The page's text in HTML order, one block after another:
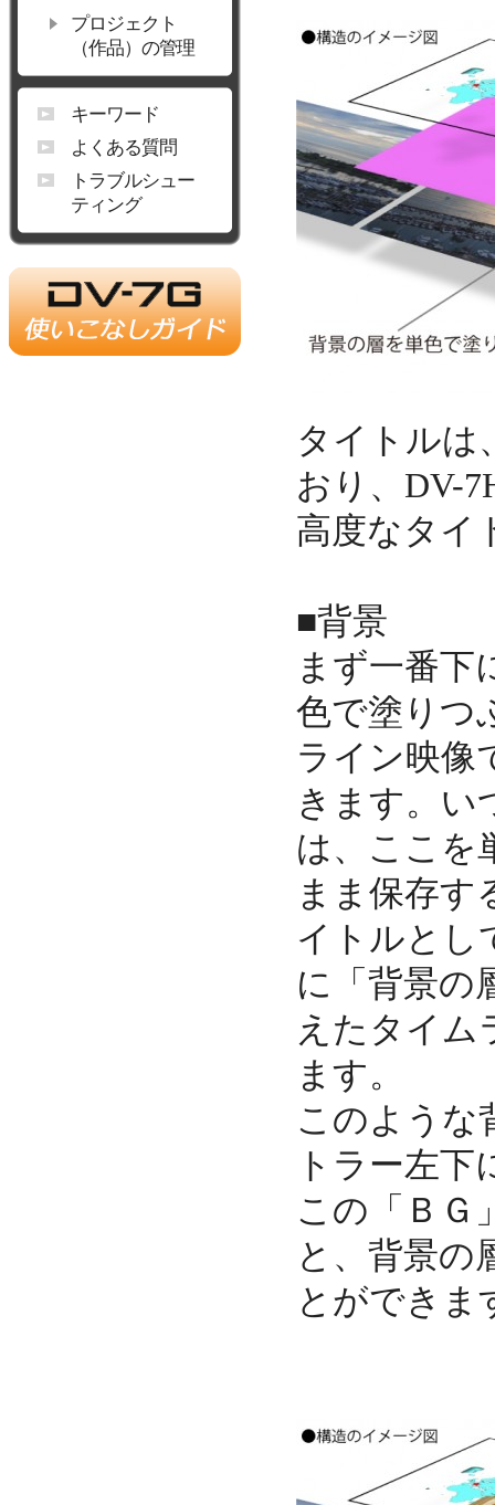
タイトルは
おり、DV-
高度なタイ
■背景
まず一番下
色で塗りつ
ライン映像
きます。い
は、ここを
まま保存す
イトルとし
に「背景の
えたタイム
ます。
このような
トラー左
この「ＢＧ
と、背景の
とができま
プロジェクト
（作品）の管理
キーワード
よくある質問
トラブルシュー
ティング